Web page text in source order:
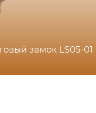
замок LS05-01